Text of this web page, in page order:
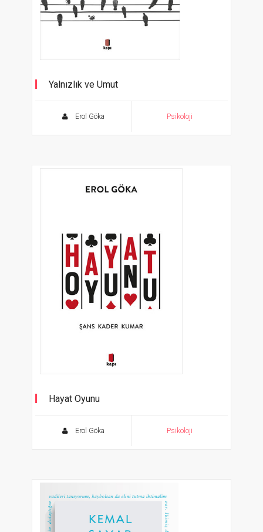
Yalnızlık ve Umut
Erol Göka Psikoloji
Hayat Oyunu
Erol Göka Psikoloji